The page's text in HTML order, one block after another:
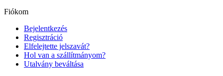
Fiókom
Bejelentkezés
Regisztráció
Elfelejtette jelszavát?
Hol van a szállítmányom?
Utalvány beváltása